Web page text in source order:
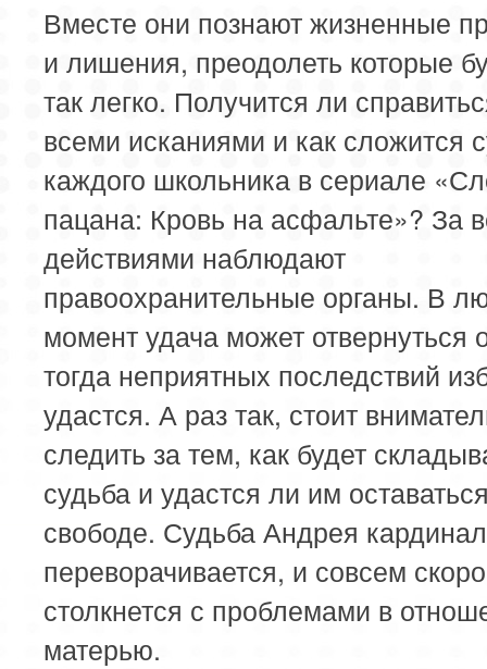
Вместе они познают жизненные
и лишения, преодолеть которые
так легко. Получится ли
всеми исканиями и как сложится
каждого школьника в сериале
пацана: Кровь на асфальте»? За
действиями наблюдают
правоохранительные органы. В
момент удача может отвернуться
тогда неприятных последствий
удастся. А раз так, стоит
следить за тем, как будет
судьба и удастся ли им
свободе. Судьба Андрея
переворачивается, и совсем
столкнется с проблемами в
матерью.